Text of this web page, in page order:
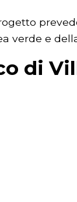
verde e
di